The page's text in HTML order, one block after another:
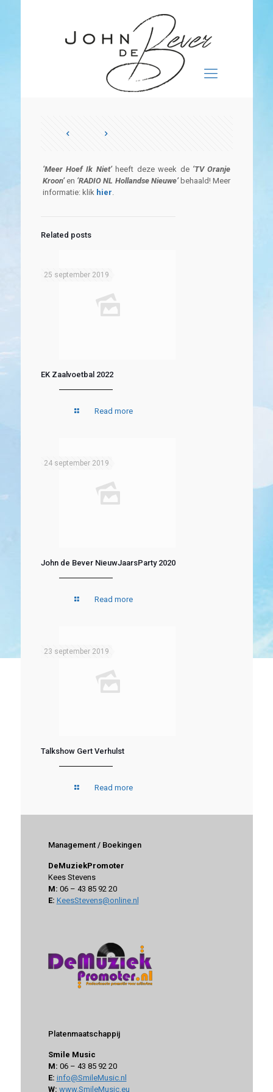
‘Meer Hoef Ik Niet’heeft deze week de‘TV Oranje
Kroon’en ‘RADIO NL Hollandse Nieuwe’behaald! Meer
informatie: klik hier.
Related posts
25 september 2019
EK Zaalvoetbal 2022
Read more
24 september 2019
John de Bever NieuwJaarsParty 2020
Read more
23 september 2019
Talkshow Gert Verhulst
Read more
Management / Boekingen
DeMuziekPromoter
Kees Stevens
M: 06 – 43 85 92 20
E: KeesStevens@online.nl
Platenmaatschappij
Smile Music
M: 06 – 43 85 92 20
E: info@SmileMusic.nl
W: www.SmileMusic.eu